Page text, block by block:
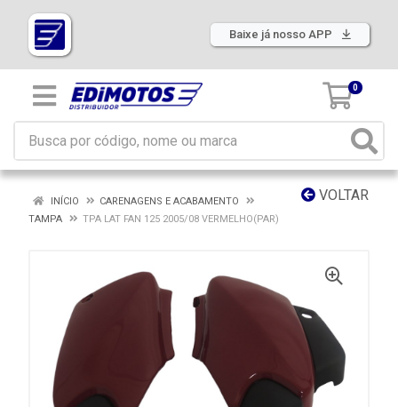
Baixe já nosso APP
0
VOLTAR
INÍCIO
CARENAGENS E ACABAMENTO
TAMPA
TPA LAT FAN 125 2005/08 VERMELHO(PAR)